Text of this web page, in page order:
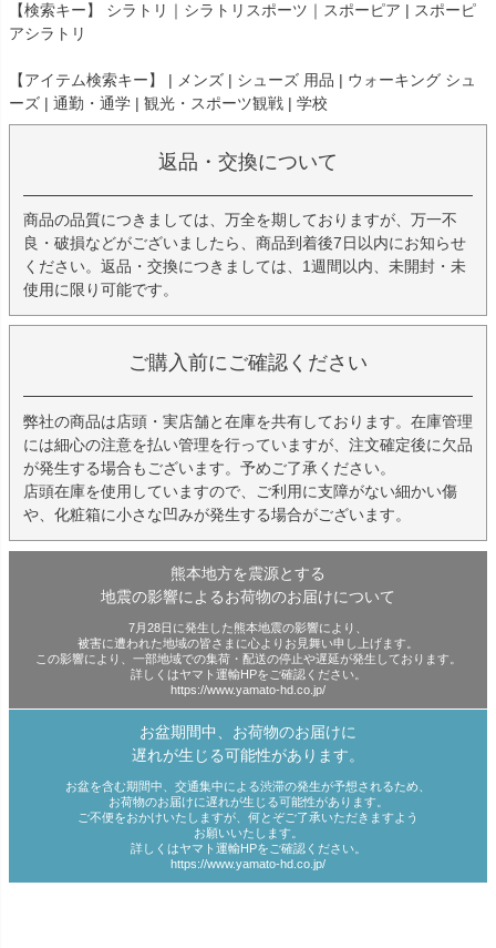
【検索キー】 シラトリ｜シラトリスポーツ｜スポーピア | スポーピ
アシラトリ
【アイテム検索キー】 | メンズ | シューズ 用品 | ウォーキング シュ
ーズ | 通勤・通学 | 観光・スポーツ観戦 | 学校
返品・交換について
商品の品質につきましては、万全を期しておりますが、万一不
良・破損などがございましたら、商品到着後7日以内にお知らせ
ください。返品・交換につきましては、1週間以内、未開封・未
使用に限り可能です。
ご購入前にご確認ください
弊社の商品は店頭・実店舗と在庫を共有しております。在庫管理
には細心の注意を払い管理を行っていますが、注文確定後に欠品
が発生する場合もございます。予めご了承ください。
店頭在庫を使用していますので、ご利用に支障がない細かい傷
や、化粧箱に小さな凹みが発生する場合がございます。
熊本地方を震源とする
地震の影響によるお荷物のお届けについて
7月28日に発生した熊本地震の影響により、
被害に遭われた地域の皆さまに心よりお見舞い申し上げます。
この影響により、一部地域での集荷・配送の停止や遅延が発生しております。
詳しくはヤマト運輸HPをご確認ください。
https://www.yamato-hd.co.jp/
お盆期間中、お荷物のお届けに
遅れが生じる可能性があります。
お盆を含む期間中、交通集中による渋滞の発生が予想されるため、
お荷物のお届けに遅れが生じる可能性があります。
ご不便をおかけいたしますが、何とぞご了承いただきますよう
お願いいたします。
詳しくはヤマト運輸HPをご確認ください。
https://www.yamato-hd.co.jp/